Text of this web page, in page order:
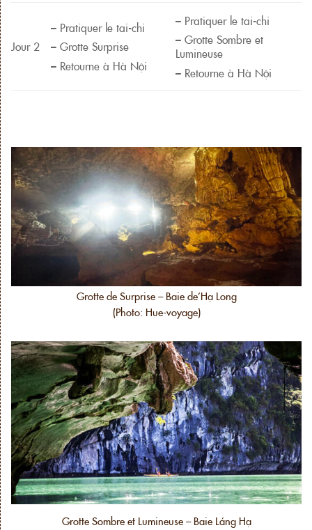
Jour 2
– Pratiquer le tai-chi
– Grotte Surprise
– Retourne à Hà Nội
– Pratiquer le tai-chi
– Grotte Sombre et
Lumineuse
– Retourne à Hà Nội
Grotte de Surprise – Baie de’Hạ Long
(Photo: Hue-voyage)
Grotte Sombre et Lumineuse – Baie Láng Hạ